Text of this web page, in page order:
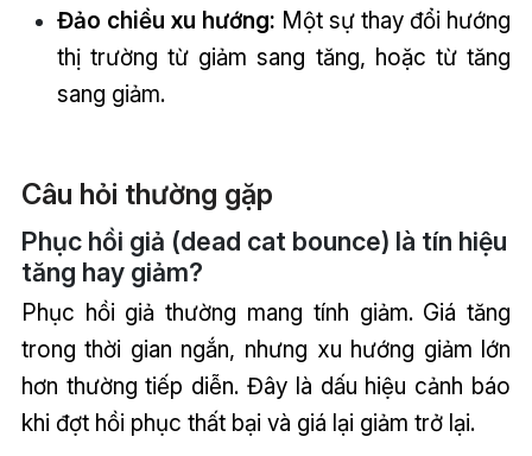
Đảo chiều xu hướng: Một sự thay đổi hướng
thị trường từ giảm sang tăng, hoặc từ tăng
sang giảm.
Câu hỏi thường gặp
Phục hồi giả (dead cat bounce) là tín hiệu
tăng hay giảm?
Phục hồi giả thường mang tính giảm. Giá tăng
trong thời gian ngắn, nhưng xu hướng giảm lớn
hơn thường tiếp diễn. Đây là dấu hiệu cảnh báo
khi đợt hồi phục thất bại và giá lại giảm trở lại.